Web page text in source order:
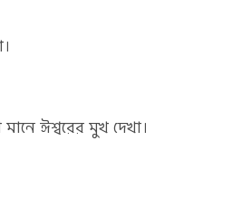
ঈশ্বরের মুখ দেখা।